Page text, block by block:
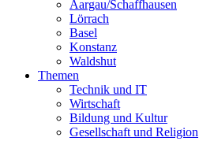
Aargau/Schaffhausen
Lörrach
Basel
Konstanz
Waldshut
Themen
Technik und IT
Wirtschaft
Bildung und Kultur
Gesellschaft und Religion